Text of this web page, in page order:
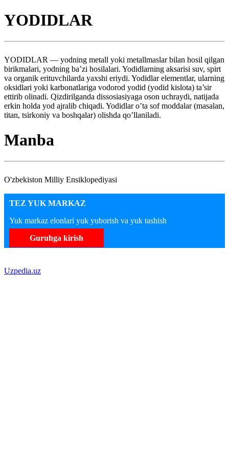
YODIDLAR
YODIDLAR — yodning metall yoki metallmaslar bilan hosil qilgan
birikmalari, yodning ba’zi hosilalari. Yodidlarning aksarisi suv, spirt
va organik erituvchilarda yaxshi eriydi. Yodidlar elementlar, ularning
oksidlari yoki karbonatlariga vodorod yodid (yodid kislota) ta’sir
ettirib olinadi. Qizdirilganda dissosiasiyaga oson uchraydi, natijada
erkin holda yod ajralib chiqadi. Yodidlar o’ta sof moddalar (masalan,
titan, tsirkoniy va boshqalar) olishda qo’llaniladi.
Manba
O'zbekiston Milliy Ensiklopediyasi
TEZ YUK MARKAZ
Yuk markaz elonlari yuk yuborish va yuk tashish
Guruhga kirish
Uzpedia.uz